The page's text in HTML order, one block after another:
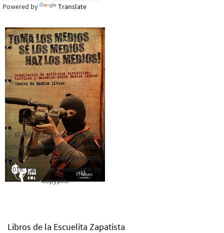
Powered by Translate
El Rebozo, Palapa Editorial,
publica este folleto del Centro de
Medios Libres. Esta es la edición
2016. Para rolar y compartir. (c)
Copyplis.
Libros de la Escuelita Zapatista